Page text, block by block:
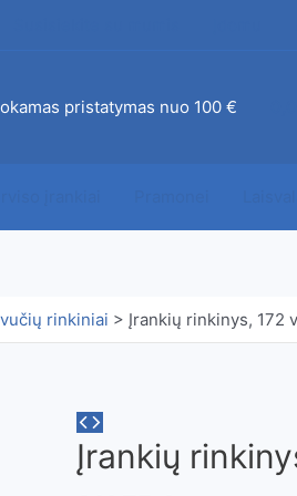
pristatymas nuo 100 €
rinkiniai > Įrankių rinkinys, 172
Įrankių